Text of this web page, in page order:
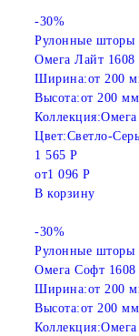
-30%
Рулонные шторы
Омега Лайт
Ширина:от 200
Высота:от 200 мм
Коллекция:
Цвет:Светло-
1 565 Р
от1 096 Р
В корзину
-30%
Рулонные шторы
Омега Софт
Ширина:от 200
Высота:от 200 мм
Коллекция: